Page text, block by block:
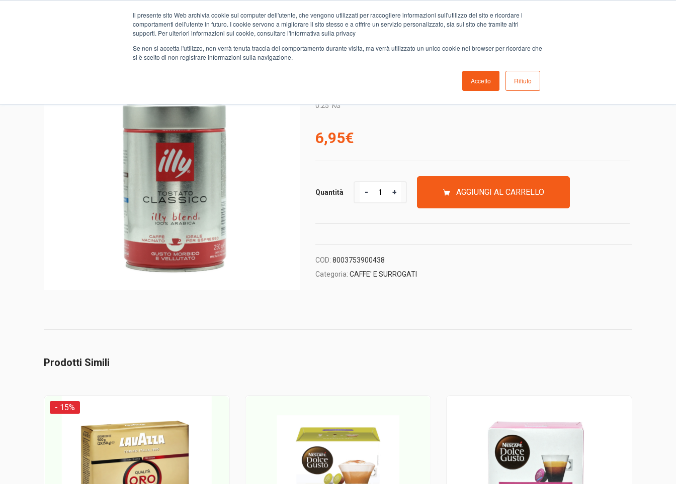
Il presente sito Web archivia cookie sul computer dell'utente, che vengono utilizzati per raccogliere informazioni sull'utilizzo del sito e ricordare i
comportamenti dell'utente in futuro. I cookie servono a migliorare il sito stesso e a offrire un servizio personalizzato, sia sul sito che tramite altri
supporti. Per ulteriori informazioni sui cookie, consultare l'informativa sulla privacy
Se non si accetta l'utilizzo, non verrà tenuta traccia del comportamento durante visita, ma verrà utilizzato un unico cookie nel browser per ricordare che
si è scelto di non registrare informazioni sulla navigazione.
Accetto Rifiuto
Novità Chi siamo Servizi Spesa online Carta Club A&O Volantino Serve aiuto?
ALIMENTARI CAFFE' E SURROGATI CAFFE’ ILLY ESPRESSO TOST. CLASSICA
CAFFE’ ILLY ESPRESSO TOST. CLASSICA
0.25 KG
6,95€
Quantità AGGIUNGI AL CARRELLO
COD: 8003753900438
Categoria: CAFFE' E SURROGATI
Prodotti Simili
- 15%